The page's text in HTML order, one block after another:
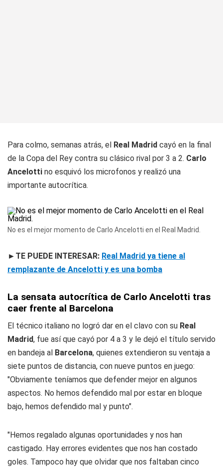
Para colmo, semanas atrás, el Real Madrid cayó en la final
de la Copa del Rey contra su clásico rival por 3 a 2. Carlo
Ancelotti no esquivó los microfonos y realizó una
importante autocrítica.
No es el mejor momento de Carlo Ancelotti en el Real Madrid.
►TE PUEDE INTERESAR: Real Madrid ya tiene al
remplazante de Ancelotti y es una bomba
La sensata autocrítica de Carlo Ancelotti tras
caer frente al Barcelona
El técnico italiano no logró dar en el clavo con su Real
Madrid, fue así que cayó por 4 a 3 y le dejó el título servido
en bandeja al Barcelona, quienes extendieron su ventaja a
siete puntos de distancia, con nueve puntos en juego:
"Obviamente teníamos que defender mejor en algunos
aspectos. No hemos defendido mal por estar en bloque
bajo, hemos defendido mal y punto".
"Hemos regalado algunas oportunidades y nos han
castigado. Hay errores evidentes que nos han costado
goles. Tampoco hay que olvidar que nos faltaban cinco